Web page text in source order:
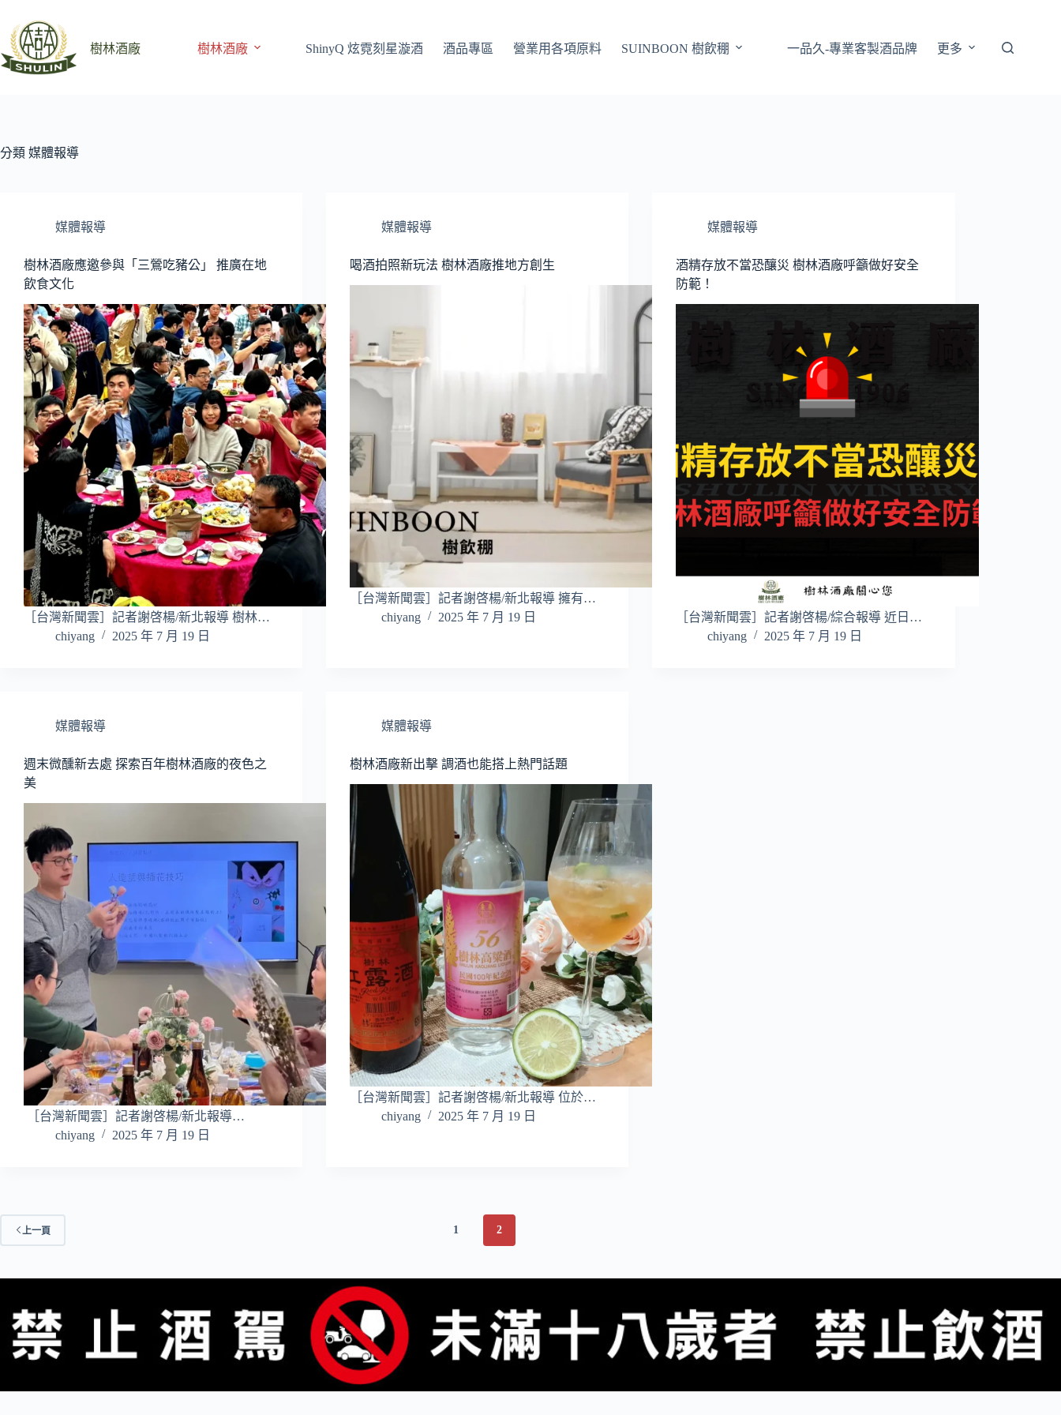
主
要
樹林酒廠 樹林酒廠 ShinyQ 炫霓刻星漩酒 酒品專區 營業用各項原料 SUINBOON 樹飲稝 一品久-專業客製酒品牌 更多
分類 媒體報導
媒體報導
樹林酒廠應邀參與「三鶯吃豬公」 推廣在地
飲食文化
［台灣新聞雲］記者謝啓楊/新北報導 樹林…
chiyang
2025 年 7 月 19 日
媒體報導
喝酒拍照新玩法 樹林酒廠推地方創生
［台灣新聞雲］記者謝啓楊/新北報導 擁有…
chiyang
2025 年 7 月 19 日
媒體報導
酒精存放不當恐釀災 樹林酒廠呼籲做好安全
防範！
［台灣新聞雲］記者謝啓楊/綜合報導 近日…
chiyang
2025 年 7 月 19 日
媒體報導
週末微醺新去處 探索百年樹林酒廠的夜色之
美
［台灣新聞雲］記者謝啓楊/新北報導…
chiyang
2025 年 7 月 19 日
媒體報導
樹林酒廠新出擊 調酒也能搭上熱門話題
［台灣新聞雲］記者謝啓楊/新北報導 位於…
chiyang
2025 年 7 月 19 日
上一頁 1 2